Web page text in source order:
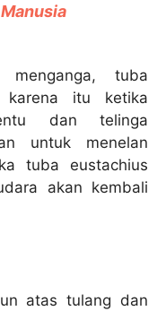
tuba
karena itu ketika
dan telinga
untuk menelan
tuba eustachius
akan kembali
atas tulang dan